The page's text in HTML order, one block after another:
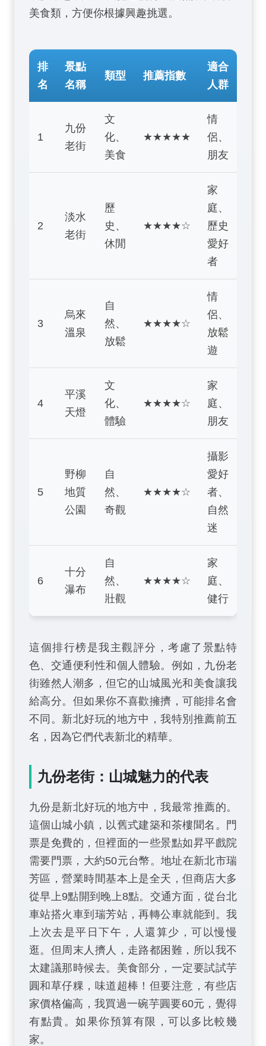
美食類，方便你根據興趣挑選。
排
名
景點
名稱
類型 推薦指數
適合
人群
1
九份
老街
文
化、
美食
★★★★★
情
侶、
朋友
2
淡水
老街
歷
史、
休閒
★★★★☆
家
庭、
歷史
愛好
者
3
烏來
溫泉
自
然、
放鬆
★★★★☆
情
侶、
放鬆
遊
4
平溪
天燈
文
化、
體驗
★★★★☆
家
庭、
朋友
5
野柳
地質
公園
自
然、
奇觀
★★★★☆
攝影
愛好
者、
自然
迷
6
十分
瀑布
自
然、
壯觀
★★★★☆
家
庭、
健行
這個排行榜是我主觀評分，考慮了景點特
色、交通便利性和個人體驗。例如，九份老
街雖然人潮多，但它的山城風光和美食讓我
給高分。但如果你不喜歡擁擠，可能排名會
不同。新北好玩的地方中，我特別推薦前五
名，因為它們代表新北的精華。
九份老街：山城魅力的代表
九份是新北好玩的地方中，我最常推薦的。
這個山城小鎮，以舊式建築和茶樓聞名。門
票是免費的，但裡面的一些景點如昇平戲院
需要門票，大約50元台幣。地址在新北市瑞
芳區，營業時間基本上是全天，但商店大多
從早上9點開到晚上8點。交通方面，從台北
車站搭火車到瑞芳站，再轉公車就能到。我
上次去是平日下午，人還算少，可以慢慢
逛。但周末人擠人，走路都困難，所以我不
太建議那時候去。美食部分，一定要試試芋
圓和草仔粿，味道超棒！但要注意，有些店
家價格偏高，我買過一碗芋圓要60元，覺得
有點貴。如果你預算有限，可以多比較幾
家。